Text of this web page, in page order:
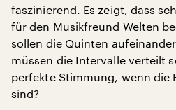
faszinierend. Es zeigt, dass
für den Musikfreund Welten
sollen die Quinten
müssen die Intervalle verteilt
perfekte Stimmung, wenn die
sind?